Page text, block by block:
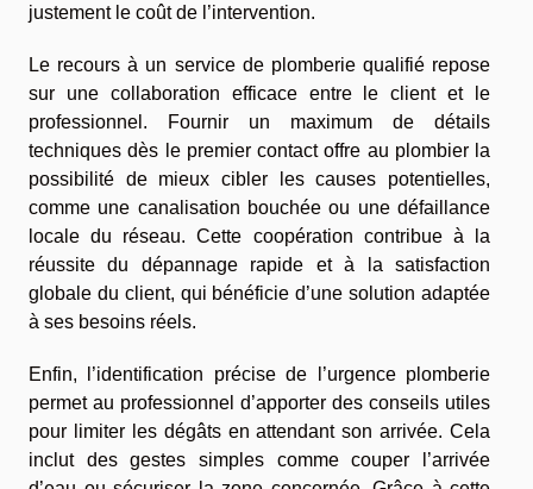
justement le coût de l’intervention.
Le recours à un service de plomberie qualifié repose
sur une collaboration efficace entre le client et le
professionnel. Fournir un maximum de détails
techniques dès le premier contact offre au plombier la
possibilité de mieux cibler les causes potentielles,
comme une canalisation bouchée ou une défaillance
locale du réseau. Cette coopération contribue à la
réussite du dépannage rapide et à la satisfaction
globale du client, qui bénéficie d’une solution adaptée
à ses besoins réels.
Enfin, l’identification précise de l’urgence plomberie
permet au professionnel d’apporter des conseils utiles
pour limiter les dégâts en attendant son arrivée. Cela
inclut des gestes simples comme couper l’arrivée